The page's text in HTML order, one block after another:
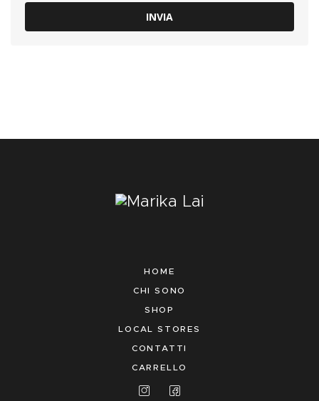
INVIA
HOME
CHI SONO
SHOP
LOCAL STORES
CONTATTI
CARRELLO